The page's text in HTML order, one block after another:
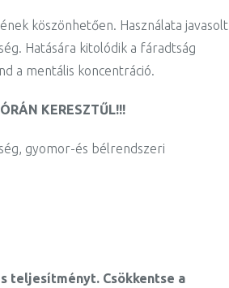
köszönhetően. Használata javasolt
Hatására kitolódik a fáradtság
a mentális koncentráció.
KERESZTŰL!!!
gyomor-és bélrendszeri
teljesítményt. Csökkentse a